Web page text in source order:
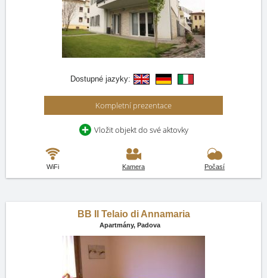
Dostupné jazyky:
Kompletní prezentace
Vložit objekt do své aktovky
WiFi Kamera Počasí
BB Il Telaio di Annamaria
Apartmány, Padova